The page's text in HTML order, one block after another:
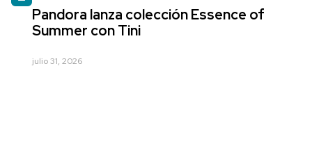
Pandora lanza colección Essence of
Summer con Tini
julio 31, 2026